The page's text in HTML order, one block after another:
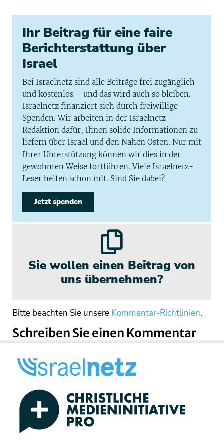
Ihr Beitrag für eine faire
Berichterstattung über
Israel
Bei Israelnetz sind alle Beiträge frei zugänglich
und kostenlos – und das wird auch so bleiben.
Israelnetz finanziert sich durch freiwillige
Spenden. Wir arbeiten in der Israelnetz-
Redaktion dafür, Ihnen solide Informationen zu
liefern über Israel und den Nahen Osten. Nur mit
Ihrer Unterstützung können wir dies in der
gewohnten Weise fortführen. Viele Israelnetz-
Leser helfen schon mit. Sind Sie dabei?
Jetzt spenden
Sie wollen einen Beitrag von
uns übernehmen?
Bitte beachten Sie unsere Kommentar-Richtlinien.
Schreiben Sie einen Kommentar